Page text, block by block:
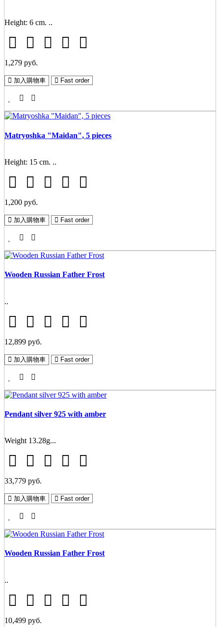
Height: 6 cm. ..
1,279 руб.
加入購物車 Fast order
Matryoshka "Maidan", 5 pieces
Height: 15 cm. ..
1,200 руб.
加入購物車 Fast order
Wooden Russian Father Frost
..
12,899 руб.
加入購物車 Fast order
Pendant silver 925 with amber
Weight 13.28g...
33,779 руб.
加入購物車 Fast order
Wooden Russian Father Frost
..
10,499 руб.